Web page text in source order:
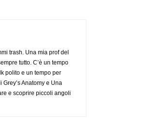
trash. Una mia prof del
tutto. C’è un tempo
polito e un tempo per
Anatomy e Una
e scoprire piccoli angoli